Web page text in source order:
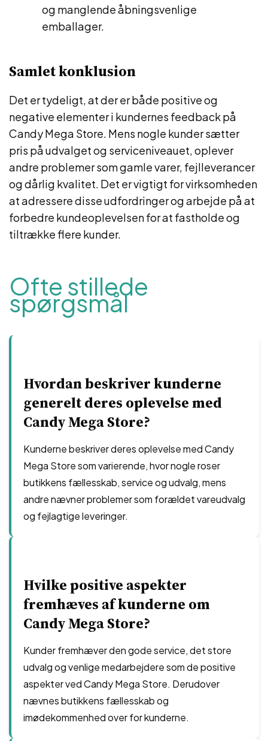
og manglende åbningsvenlige
emballager.
Samlet konklusion
Det er tydeligt, at der er både positive og
negative elementer i kundernes feedback på
Candy Mega Store. Mens nogle kunder sætter
pris på udvalget og serviceniveauet, oplever
andre problemer som gamle varer, fejlleverancer
og dårlig kvalitet. Det er vigtigt for virksomheden
at adressere disse udfordringer og arbejde på at
forbedre kundeoplevelsen for at fastholde og
tiltrække flere kunder.
Ofte stillede
spørgsmål
Hvordan beskriver kunderne
generelt deres oplevelse med
Candy Mega Store?
Kunderne beskriver deres oplevelse med Candy
Mega Store som varierende, hvor nogle roser
butikkens fællesskab, service og udvalg, mens
andre nævner problemer som forældet vareudvalg
og fejlagtige leveringer.
Hvilke positive aspekter
fremhæves af kunderne om
Candy Mega Store?
Kunder fremhæver den gode service, det store
udvalg og venlige medarbejdere som de positive
aspekter ved Candy Mega Store. Derudover
nævnes butikkens fællesskab og
imødekommenhed over for kunderne.